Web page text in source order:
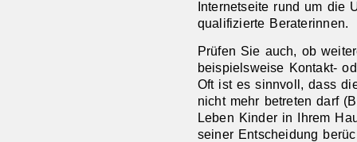
Internetseite rund um die
qualifizierte Beraterinnen.
Prüfen Sie auch, ob
beispielsweise Kontakt-
Oft ist es sinnvoll, dass
nicht mehr betreten darf
Leben Kinder in Ihrem
seiner Entscheidung